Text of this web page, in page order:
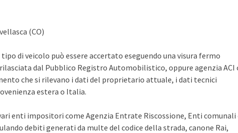
(CO)
di veicolo può essere accertato eseguendo una visura fermo
dal Pubblico Registro Automobilistico, oppure agenzia ACI
che si rilevano i dati del proprietario attuale, i dati tecnici
estera o Italia.
enti impositori come Agenzia Entrate Riscossione, Enti comunali
debiti generati da multe del codice della strada, canone Rai,